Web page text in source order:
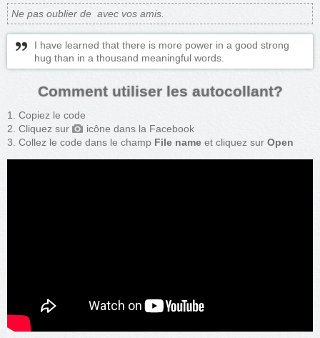
Ne pas oublier de avec vos amis.
I have learned that there is more power in a good strong
hug than in a thousand meaningful words.
Comment utiliser les autocollant?
Copiez le code
Cliquez sur
icône dans la Facebook
Collez le code dans le champ File name et cliquez sur Open